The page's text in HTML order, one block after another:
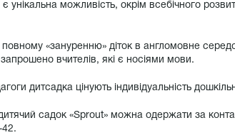
унікальна можливість, окрім всебічного
повному «зануренню» діток в англомовне
запрошено вчителів, які є носіями мови.
дитсадка цінують індивідуальність
садок «Sprout» можна одержати за
42.